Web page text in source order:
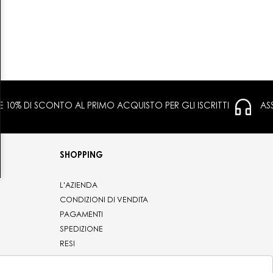
E 10% DI SCONTO AL PRIMO ACQUISTO PER GLI ISCRITTI
SHOPPING
L'AZIENDA
CONDIZIONI DI VENDITA
PAGAMENTI
SPEDIZIONE
RESI